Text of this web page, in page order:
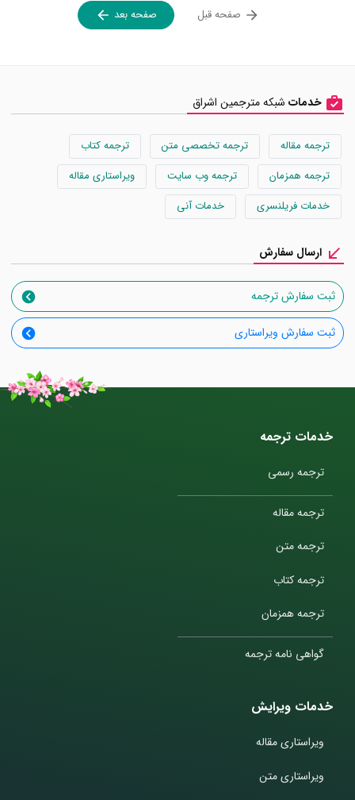
صفحه قبل صفحه بعد
خدمات شبکه مترجمین اشراق
ترجمه مقاله ترجمه تخصصی متن
ترجمه کتاب
ترجمه همزمان
ترجمه وب سایت
ویراستاری مقاله
خدمات فریلنسری
خدمات آنی
ارسال سفارش
ثبت سفارش ترجمه
ثبت سفارش ویراستاری
خدمات ترجمه
ترجمه رسمی
ترجمه مقاله
ترجمه متن
ترجمه کتاب
ترجمه همزمان
گواهی نامه ترجمه
خدمات ویرایش
ویراستاری مقاله
ویراستاری متن